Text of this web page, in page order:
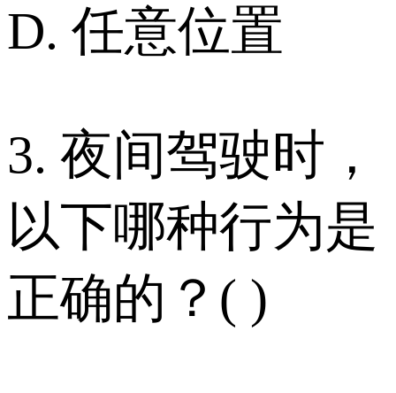
D. 任意位置
3. 夜间驾驶时，
以下哪种行为是
正确的？( )